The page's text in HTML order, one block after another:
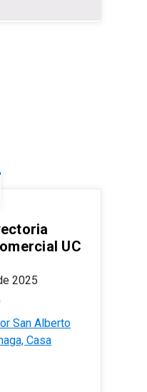
UC
2025
San Alberto
Casa